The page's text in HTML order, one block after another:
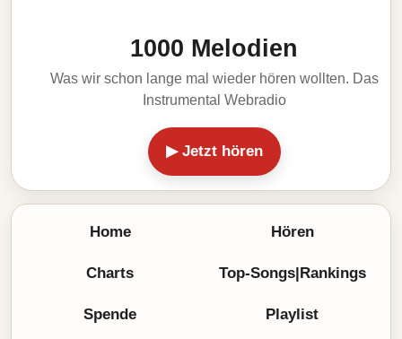
1000 Melodien
Was wir schon lange mal wieder hören wollten. Das
Instrumental Webradio
▶ Jetzt hören
Home Hören
Charts Top-Songs|Rankings
Spende Playlist